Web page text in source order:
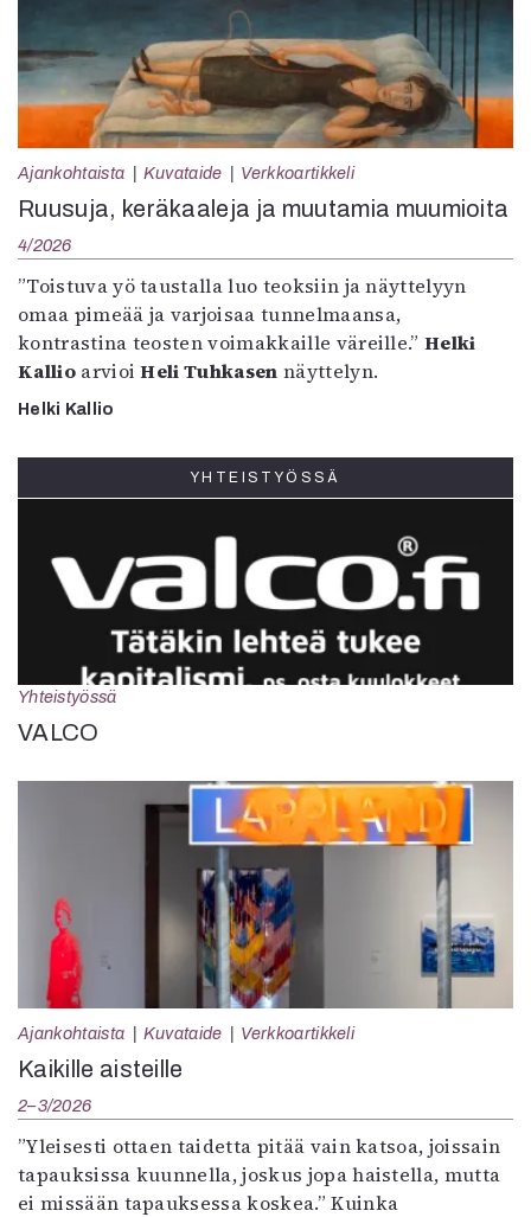
Ajankohtaista Kuvataide Verkkoartikkeli
Ruusuja, keräkaaleja ja muutamia muumioita
4/2026
”Toistuva yö taustalla luo teoksiin ja näyttelyyn
omaa pimeää ja varjoisaa tunnelmaansa,
kontrastina teosten voimakkaille väreille.”Helki
KallioarvioiHeli Tuhkasen näyttelyn.
Helki Kallio
YHTEISTYÖSSÄ
Yhteistyössä
VALCO
Ajankohtaista Kuvataide Verkkoartikkeli
Kaikille aisteille
2–3/2026
”Yleisesti ottaen taidetta pitää vain katsoa, joissain
tapauksissa kuunnella, joskus jopa haistella, mutta
ei missään tapauksessa koskea.” Kuinka